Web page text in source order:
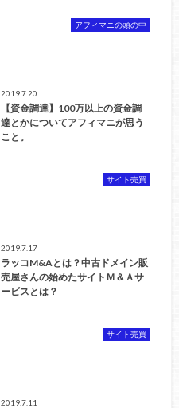
アフィマニの頭の中
2019.7.20
【資金調達】100万以上の資金調
達とかについてアフィマニが思う
こと。
サイト売買
2019.7.17
ラッコM&Aとは？中古ドメイン販
売屋さんの始めたサイトＭ＆Ａサ
ービスとは？
サイト売買
2019.7.11